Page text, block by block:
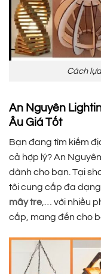
Cách
An Nguyên
Âu Giá Tốt
Bạn đang tìm kiếm
cả hợp lý? An
dành cho bạn. Tại
tôi cung cấp đa
mây tre,… với nhiều
cấp, mang đến cho